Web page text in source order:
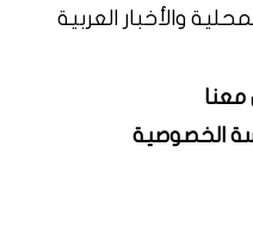
والأخبار العربية
معنا
الخصوصية